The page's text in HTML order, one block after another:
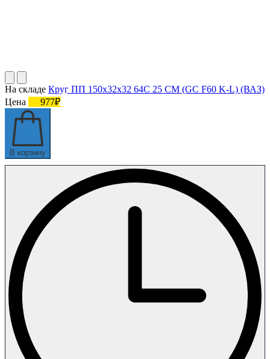
На складе Круг ПП 150х32х32 64С 25 СМ (GC F60 K-L) (ВАЗ)
Цена
977₽
В корзину